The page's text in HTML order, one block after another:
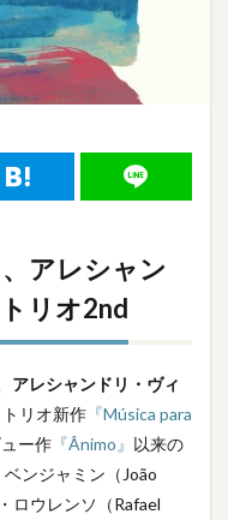
アレシャン
リオ2nd
アレシャンドリ・ヴィ
リオ新作 『Música para
ー作 『Ânimo』 以来の
ンジャミン（João
ロウレンソ（Rafael